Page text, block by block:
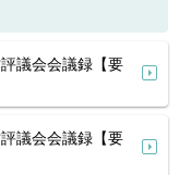
議会会議録【要
議会会議録【要